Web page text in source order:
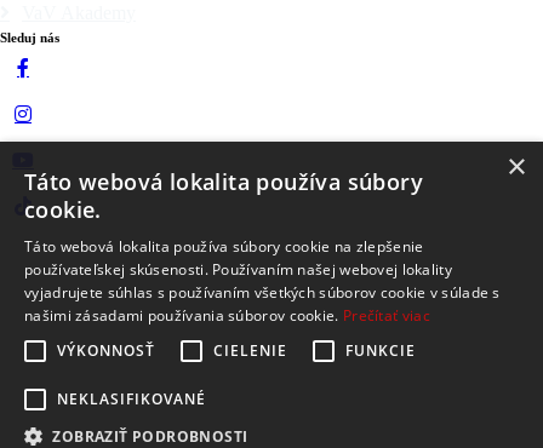
Sleduj nás
×
Táto webová lokalita používa súbory
cookie.
Táto webová lokalita používa súbory cookie na zlepšenie
používateľskej skúsenosti. Používaním našej webovej lokality
vyjadrujete súhlas s používaním všetkých súborov cookie v súlade s
našimi zásadami používania súborov cookie. Prečítať viac
VÝKONNOSŤ
CIELENIE FUNKCIE
NEKLASIFIKOVANÉ
ZOBRAZIŤ PODROBNOSTI